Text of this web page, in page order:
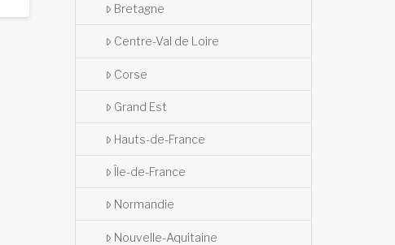
Bretagne
Centre-Val de Loire
Corse
Grand Est
Hauts-de-France
Île-de-France
Normandie
Nouvelle-Aquitaine